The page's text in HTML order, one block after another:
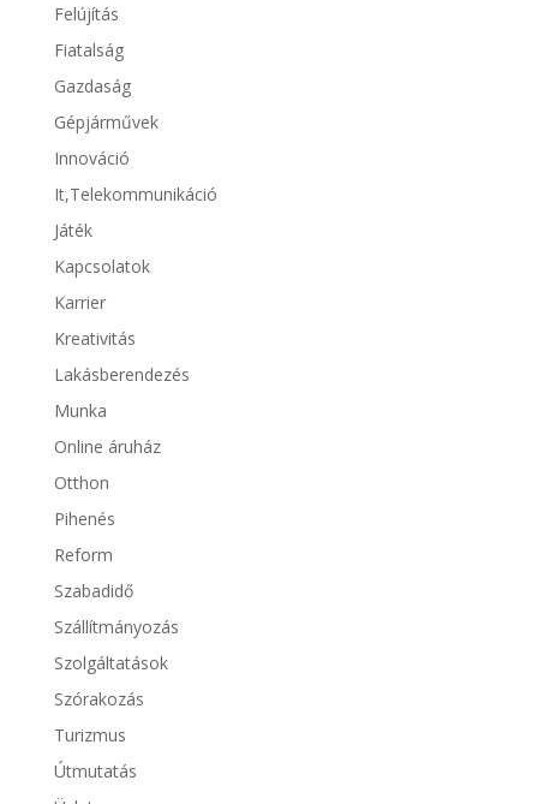
Felújítás
Fiatalság
Gazdaság
Gépjárművek
Innováció
It,Telekommunikáció
Játék
Kapcsolatok
Karrier
Kreativitás
Lakásberendezés
Munka
Online áruház
Otthon
Pihenés
Reform
Szabadidő
Szállítmányozás
Szolgáltatások
Szórakozás
Turizmus
Útmutatás